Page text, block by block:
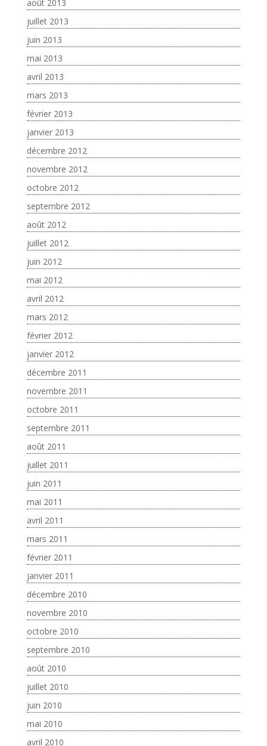
août 2013
juillet 2013
juin 2013
mai 2013
avril 2013
mars 2013
février 2013
janvier 2013
décembre 2012
novembre 2012
octobre 2012
septembre 2012
août 2012
juillet 2012
juin 2012
mai 2012
avril 2012
mars 2012
février 2012
janvier 2012
décembre 2011
novembre 2011
octobre 2011
septembre 2011
août 2011
juillet 2011
juin 2011
mai 2011
avril 2011
mars 2011
février 2011
janvier 2011
décembre 2010
novembre 2010
octobre 2010
septembre 2010
août 2010
juillet 2010
juin 2010
mai 2010
avril 2010